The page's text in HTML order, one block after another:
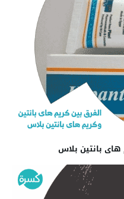
هاى بانتين بلاس